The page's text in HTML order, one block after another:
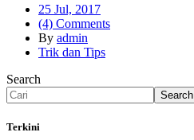
25 Jul, 2017
(4) Comments
By admin
Trik dan Tips
Search
Search
Terkini